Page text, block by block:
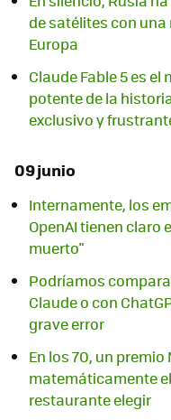
de satélites con una
Europa
Claude Fable 5 es
potente de la
exclusivo y
09 junio
Internamente, los
OpenAI tienen claro
muerto"
Podríamos
Claude o con
grave error
En los 70, un
matemáticamente
restaurante elegir